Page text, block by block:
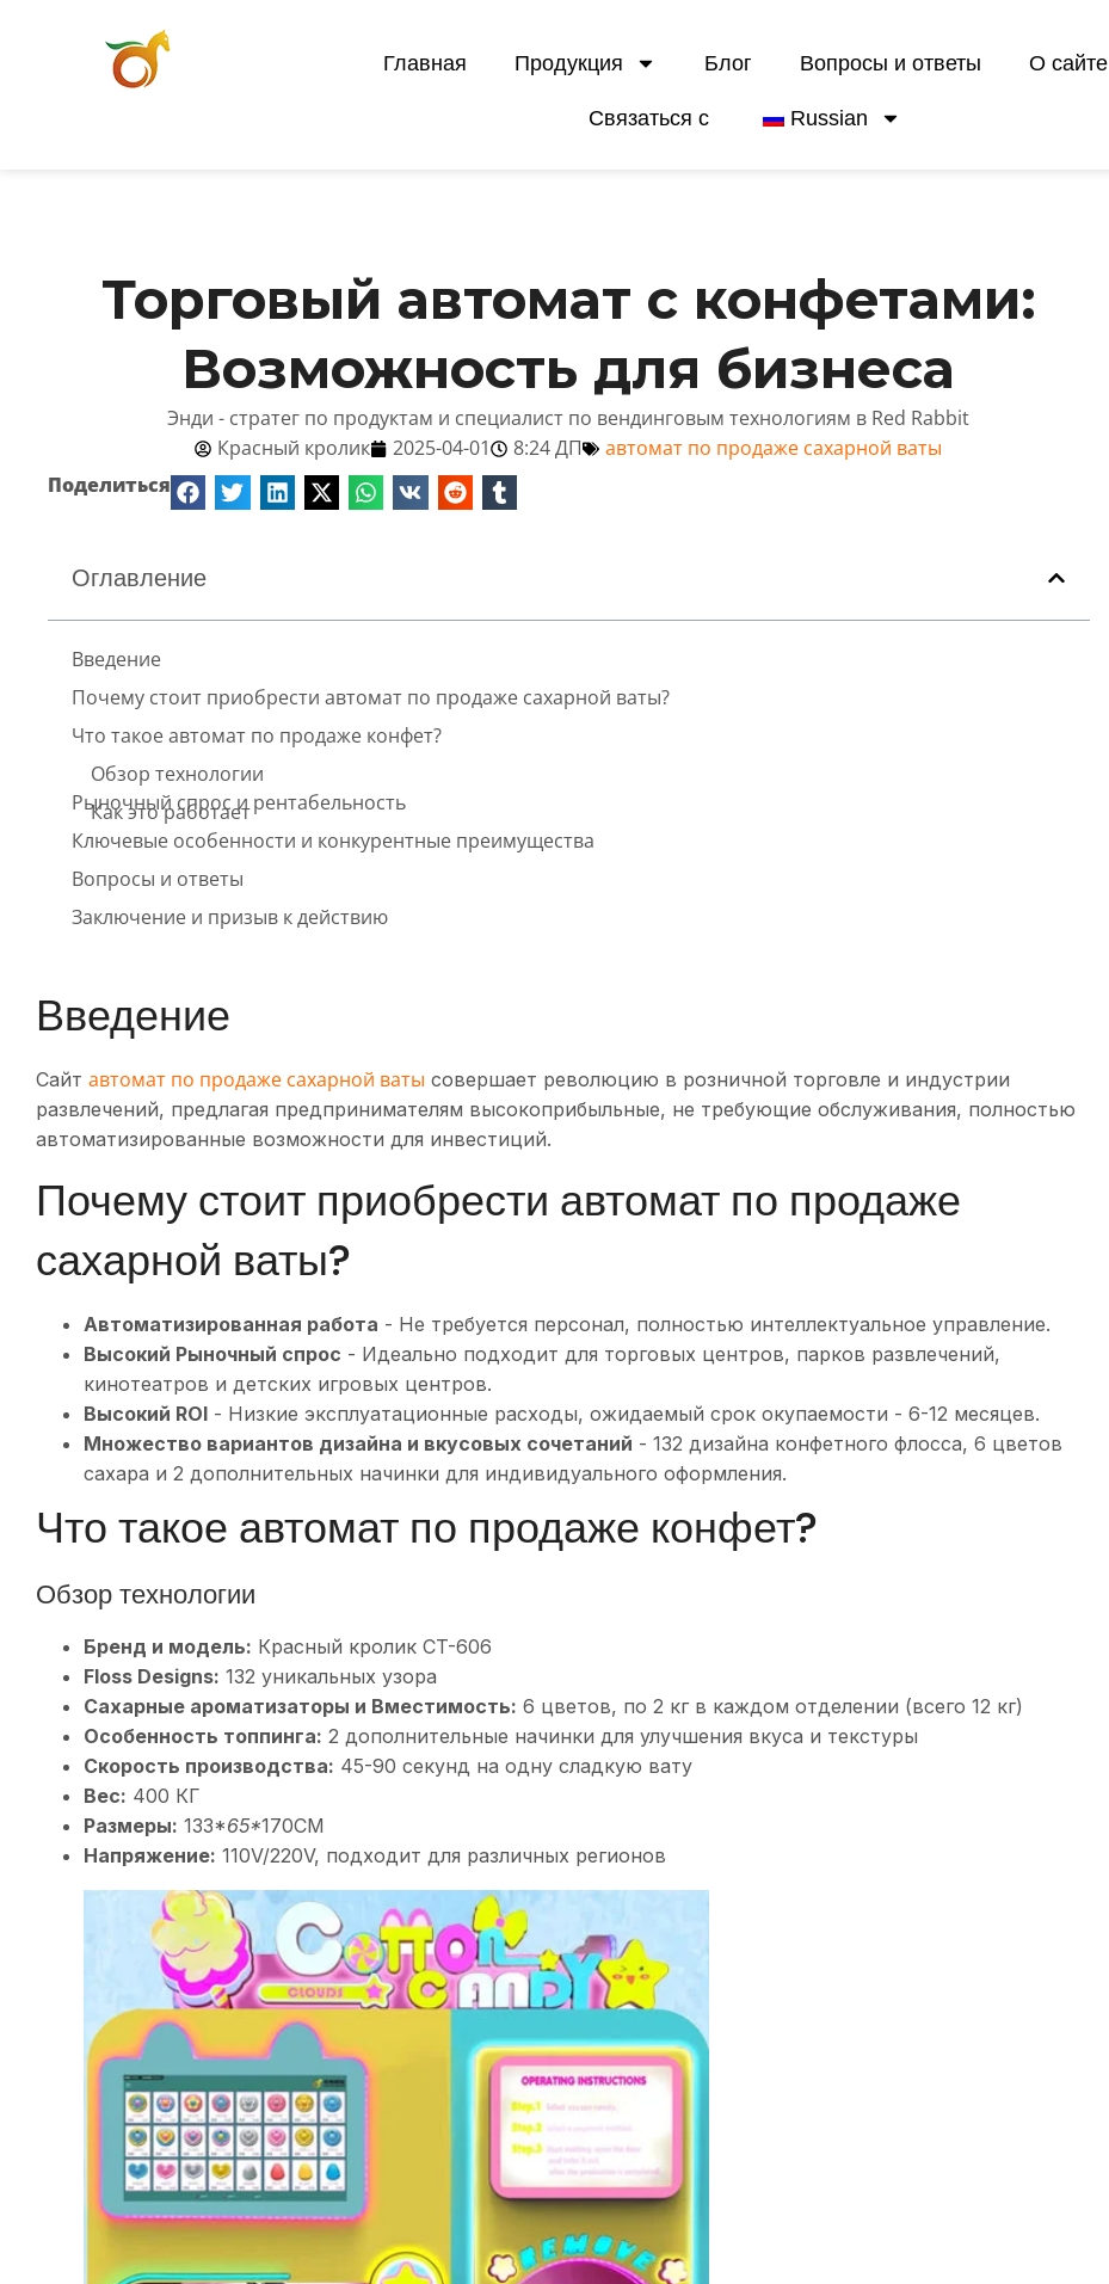
Главная Продукция Блог Вопросы и ответы О сайте
Связаться с Russian
Торговый автомат с конфетами:
Возможность для бизнеса
Энди - стратег по продуктам и специалист по вендинговым технологиям в Red Rabbit
Красный кролик
2025-04-01 8:24 ДП
автомат по продаже сахарной ваты
Поделиться
Оглавление
Введение
Почему стоит приобрести автомат по продаже сахарной ваты?
Что такое автомат по продаже конфет?
Обзор технологии
Как это работает
Рыночный спрос и рентабельность
Ключевые особенности и конкурентные преимущества
Вопросы и ответы
Заключение и призыв к действию
Введение
Сайт автомат по продаже сахарной ваты совершает революцию в розничной торговле и индустрии
развлечений, предлагая предпринимателям высокоприбыльные, не требующие обслуживания, полностью
автоматизированные возможности для инвестиций.
Почему стоит приобрести автомат по продаже
сахарной ваты?
Автоматизированная работа - Не требуется персонал, полностью интеллектуальное управление.
Высокий Рыночный спрос - Идеально подходит для торговых центров, парков развлечений,
кинотеатров и детских игровых центров.
Высокий ROI - Низкие эксплуатационные расходы, ожидаемый срок окупаемости - 6-12 месяцев.
Множество вариантов дизайна и вкусовых сочетаний - 132 дизайна конфетного флосса, 6 цветов
сахара и 2 дополнительных начинки для индивидуального оформления.
Что такое автомат по продаже конфет?
Обзор технологии
Бренд и модель: Красный кролик CT-606
Floss Designs: 132 уникальных узора
Сахарные ароматизаторы и Вместимость: 6 цветов, по 2 кг в каждом отделении (всего 12 кг)
Особенность топпинга: 2 дополнительные начинки для улучшения вкуса и текстуры
Скорость производства: 45-90 секунд на одну сладкую вату
Вес: 400 КГ
Размеры: 133*65*170CM
Напряжение: 110V/220V, подходит для различных регионов